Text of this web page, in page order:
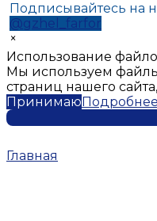
Подписывайтесь на
@gzhel_farfor
×
Использование
Мы используем
страниц нашего
ПринимаюПодробнее
Главная